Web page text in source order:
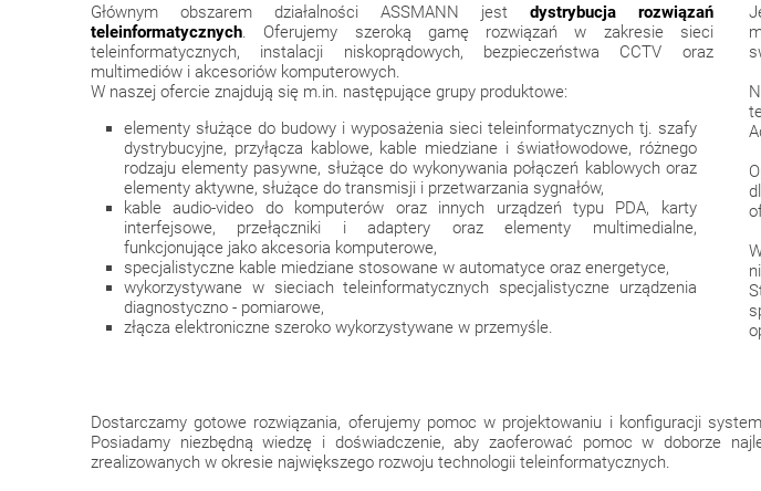
Głównym obszarem działalności ASSMANN jest dystrybucja rozwiązań
teleinformatycznych. Oferujemy szeroką gamę rozwiązań w zakresie sieci
teleinformatycznych, instalacji niskoprądowych, bezpieczeństwa CCTV oraz
multimediów i akcesoriów komputerowych.
W naszej ofercie znajdują się m.in. następujące grupy produktowe:
elementy służące do budowy i wyposażenia sieci teleinformatycznych tj. szafy
dystrybucyjne, przyłącza kablowe, kable miedziane i światłowodowe, różnego
rodzaju elementy pasywne, służące do wykonywania połączeń kablowych oraz
elementy aktywne, służące do transmisji i przetwarzania sygnałów,
kable audio-video do komputerów oraz innych urządzeń typu PDA, karty
interfejsowe, przełączniki i adaptery oraz elementy multimedialne,
funkcjonujące jako akcesoria komputerowe,
specjalistyczne kable miedziane stosowane w automatyce oraz energetyce,
wykorzystywane w sieciach teleinformatycznych specjalistyczne urządzenia
diagnostyczno - pomiarowe,
złącza elektroniczne szeroko wykorzystywane w przemyśle.
Dostarczamy gotowe rozwiązania, oferujemy pomoc w projektowaniu i konfiguracji
Posiadamy niezbędną wiedzę i doświadczenie, aby zaoferować pomoc w doborze
zrealizowanych w okresie największego rozwoju technologii teleinformatycznych.